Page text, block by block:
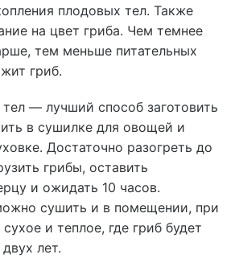
плодовых тел. Также
на цвет гриба. Чем темнее
тем меньше питательных
гриб.
— лучший способ заготовить
в сушилке для овощей и
Достаточно разогреть до
грибы, оставить
и ожидать 10 часов.
сушить и в помещении, при
и теплое, где гриб будет
лет.